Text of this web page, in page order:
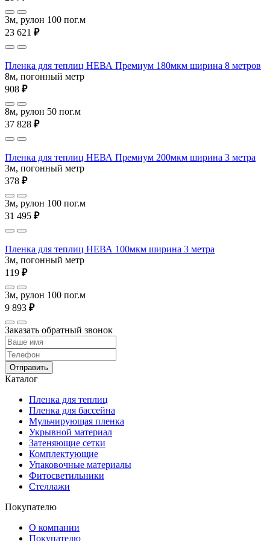
3м, рулон 100 пог.м
23 621 ₽
Пленка для теплиц НЕВА Премиум 180мкм ширина 8 метров
8м, погонный метр
908 ₽
8м, рулон 50 пог.м
37 828 ₽
Пленка для теплиц НЕВА Премиум 200мкм ширина 3 метра
3м, погонный метр
378 ₽
3м, рулон 100 пог.м
31 495 ₽
Пленка для теплиц НЕВА 100мкм ширина 3 метра
3м, погонный метр
119 ₽
3м, рулон 100 пог.м
9 893 ₽
Заказать обратный звонок
Отправить
Каталог
Пленка для теплиц
Пленка для бассейна
Мульчирующая пленка
Укрывной материал
Затеняющие сетки
Комплектующие
Упаковочные материалы
Фитосветильники
Стеллажи
Покупателю
О компании
Покупателю